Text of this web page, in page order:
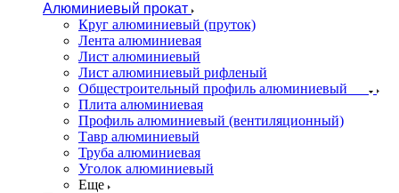
Алюминиевый прокат
Круг алюминиевый (пруток)
Лента алюминиевая
Лист алюминиевый
Лист алюминиевый рифленый
Общестроительный профиль алюминиевый
Плита алюминиевая
Профиль алюминиевый (вентиляционный)
Тавр алюминиевый
Труба алюминиевая
Уголок алюминиевый
Еще